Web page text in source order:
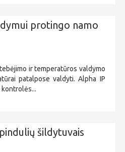
protingo namo
ir temperatūros valdymo
patalpose valdyti. Alpha IP
šildytuvais